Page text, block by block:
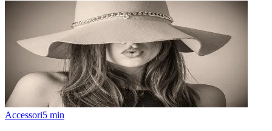
Accessori5 min